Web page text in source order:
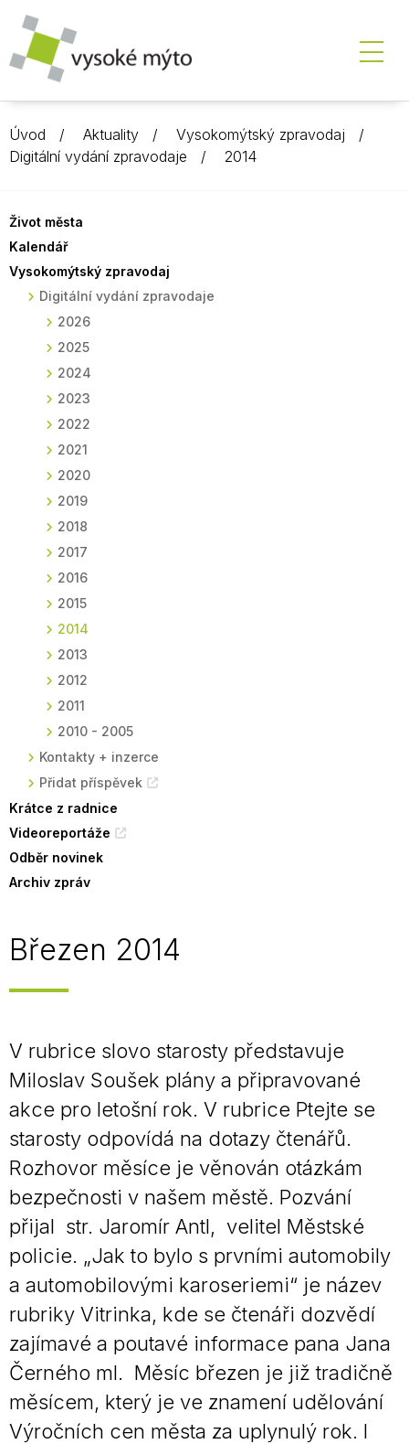
Úvod Aktuality
Vysokomýtský zpravodaj
Digitální vydání zpravodaje
2014
Život města
Kalendář
Vysokomýtský zpravodaj
Digitální vydání zpravodaje
2026
2025
2024
2023
2022
2021
2020
2019
2018
2017
2016
2015
2014
2013
2012
2011
2010 - 2005
Kontakty + inzerce
Přidat příspěvek
Krátce z radnice
Videoreportáže
Odběr novinek
Archiv zpráv
Březen 2014
V rubrice slovo starosty představuje
Miloslav Soušek plány a připravované
akce pro letošní rok. V rubrice Ptejte se
starosty odpovídá na dotazy čtenářů.
Rozhovor měsíce je věnován otázkám
bezpečnosti v našem městě. Pozvání
přijal str. Jaromír Antl, velitel Městské
policie. „Jak to bylo s prvními automobily
a automobilovými karoseriemi“ je název
rubriky Vitrinka, kde se čtenáři dozvědí
zajímavé a poutavé informace pana Jana
Černého ml. Měsíc březen je již tradičně
měsícem, který je ve znamení udělování
Výročních cen města za uplynulý rok. I